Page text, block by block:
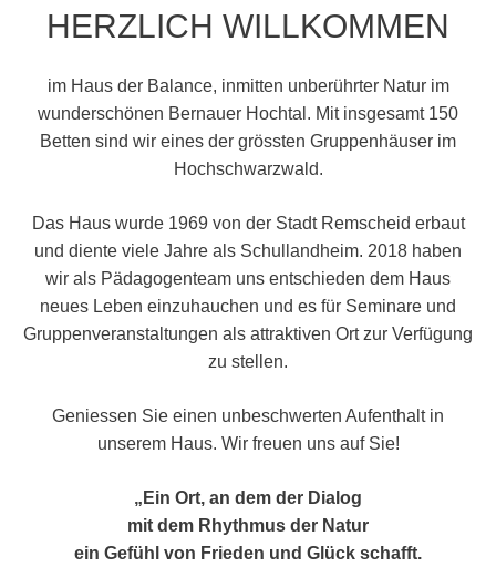
HERZLICH WILLKOMMEN
im Haus der Balance, inmitten unberührter Natur im
wunderschönen Bernauer Hochtal. Mit insgesamt 150
Betten sind wir eines der grössten Gruppenhäuser im
Hochschwarzwald.
Das Haus wurde 1969 von der Stadt Remscheid erbaut
und diente viele Jahre als Schullandheim. 2018 haben
wir als Pädagogenteam uns entschieden dem Haus
neues Leben einzuhauchen und es für Seminare und
Gruppenveranstaltungen als attraktiven Ort zur Verfügung
zu stellen.
Geniessen Sie einen unbeschwerten Aufenthalt in
unserem Haus. Wir freuen uns auf Sie!
„Ein Ort, an dem der Dialog
mit dem Rhythmus der Natur
ein Gefühl von Frieden und Glück schafft.